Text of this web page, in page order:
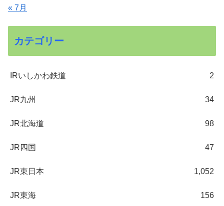
« 7月
カテゴリー
IRいしかわ鉄道 2
JR九州 34
JR北海道 98
JR四国 47
JR東日本 1,052
JR東海 156